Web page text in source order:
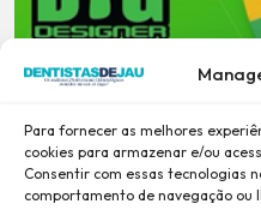
Para fornecer as melhores
cookies para armazenar e/ou
Consentir com essas tecnologias
comportamento de navegação ou